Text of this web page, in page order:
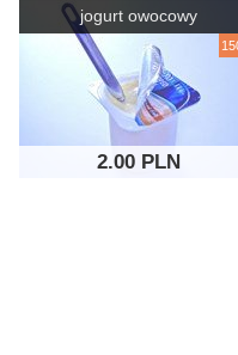
jogurt owocowy
2.00 PLN